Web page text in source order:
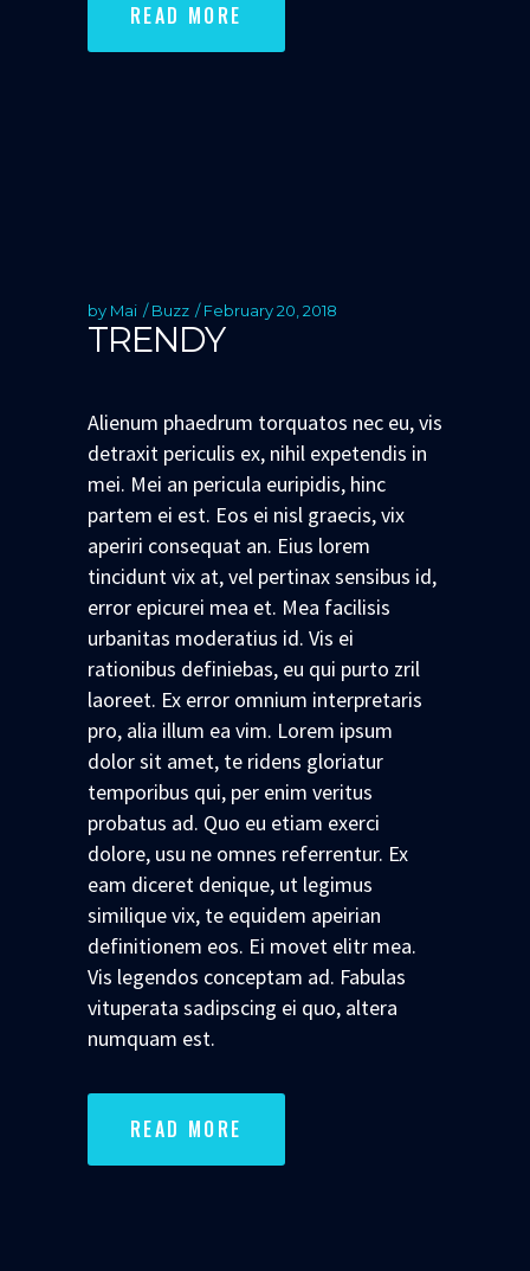
READ MORE
by Mai Buzz February 20, 2018
TRENDY
Alienum phaedrum torquatos nec eu, vis
detraxit periculis ex, nihil expetendis in
mei. Mei an pericula euripidis, hinc
partem ei est. Eos ei nisl graecis, vix
aperiri consequat an. Eius lorem
tincidunt vix at, vel pertinax sensibus id,
error epicurei mea et. Mea facilisis
urbanitas moderatius id. Vis ei
rationibus definiebas, eu qui purto zril
laoreet. Ex error omnium interpretaris
pro, alia illum ea vim. Lorem ipsum
dolor sit amet, te ridens gloriatur
temporibus qui, per enim veritus
probatus ad. Quo eu etiam exerci
dolore, usu ne omnes referrentur. Ex
eam diceret denique, ut legimus
similique vix, te equidem apeirian
definitionem eos. Ei movet elitr mea.
Vis legendos conceptam ad. Fabulas
vituperata sadipscing ei quo, altera
numquam est.
READ MORE